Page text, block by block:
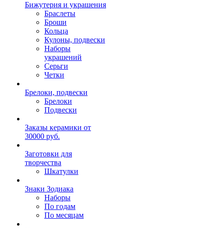
Бижутерия и украшения
Браслеты
Броши
Кольца
Кулоны, подвески
Наборы
украшений
Серьги
Четки
Брелоки, подвески
Брелоки
Подвески
Заказы керамики от
30000 руб.
Заготовки для
творчества
Шкатулки
Знаки Зодиака
Наборы
По годам
По месяцам